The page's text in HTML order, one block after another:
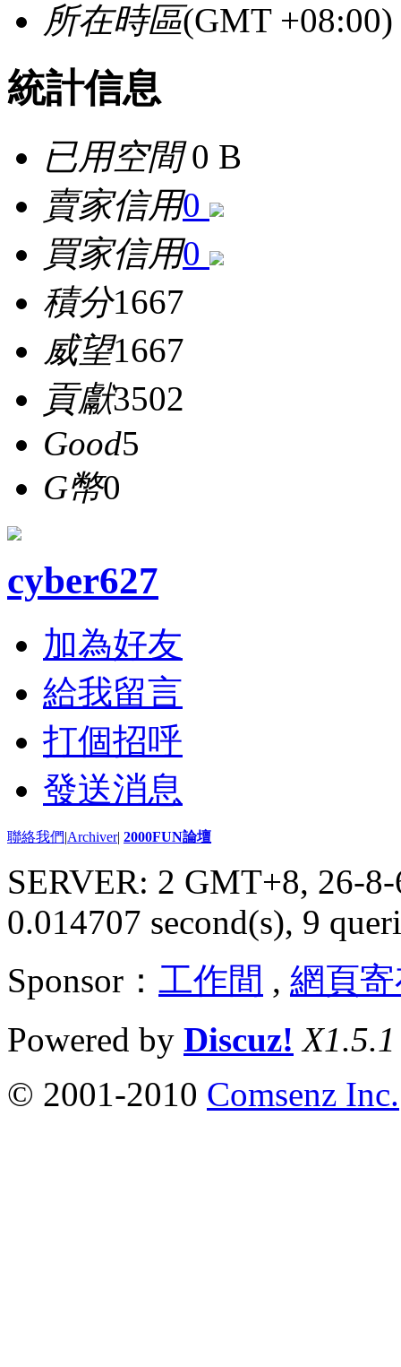
所在時區(GMT
統計信息
已用空間0 B
賣家信用0
買家信用0
積分1667
威望1667
貢獻3502
Good5
G幣0
cyber627
加為好友
給我留言
打個招呼
發送消息
聯絡我們|Archiver| 2000FUN論壇
SERVER: 2 GMT+8, 26-
0.014707 second(s), 9
Sponsor： 工作間 , 網頁
Powered by Discuz! X1.5.1
© 2001-2010 Comsenz Inc.